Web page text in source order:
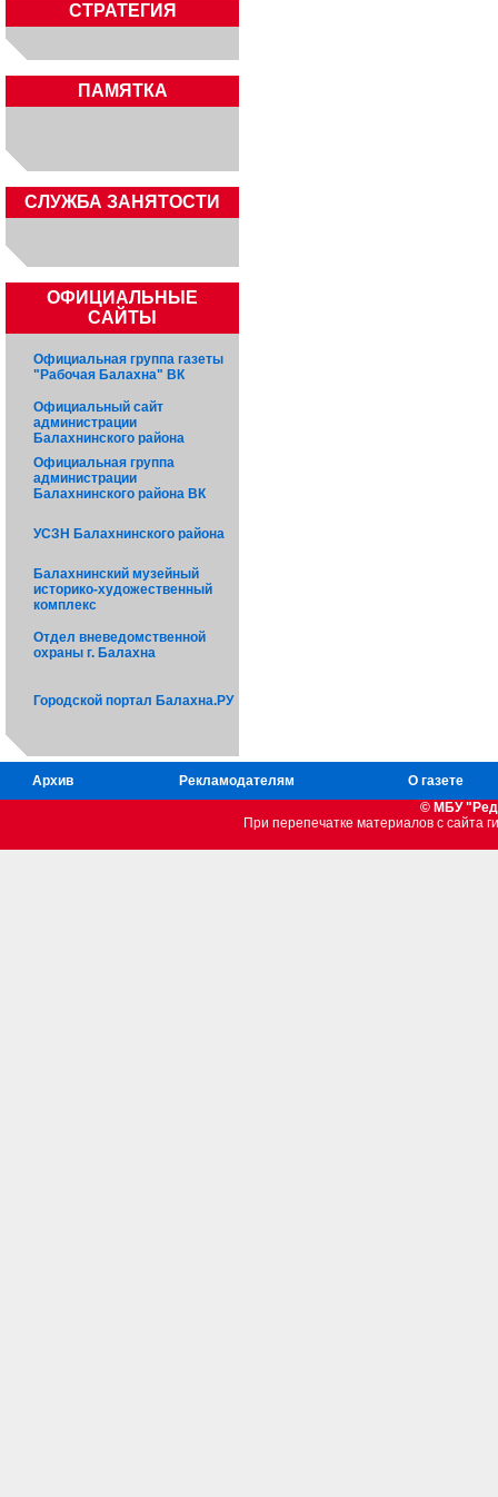
СТРАТЕГИЯ
ПАМЯТКА
CЛУЖБА ЗАНЯТОСТИ
ОФИЦИАЛЬНЫЕ
САЙТЫ
Официальная группа газеты
"Рабочая Балахна" ВК
Официальный сайт
администрации
Балахнинского района
Официальная группа
администрации
Балахнинского района ВК
УСЗН Балахнинского района
Балахнинский музейный
историко-художественный
комплекс
Отдел вневедомственной
охраны г. Балахна
Городской портал Балахна.РУ
Архив Рекламодателям
О газете
© МБУ
При перепечатке материалов c сайта